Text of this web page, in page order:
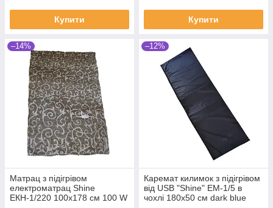
Купити Купити
–14%
Матрац з підігрівом
електроматрац Shine
ЕКН-1/220 100х178 см 100 W
–12%
Каремат килимок з підігрівом
від USB "Shine" ЕМ-1/5 в
чохлі 180х50 см dark blue